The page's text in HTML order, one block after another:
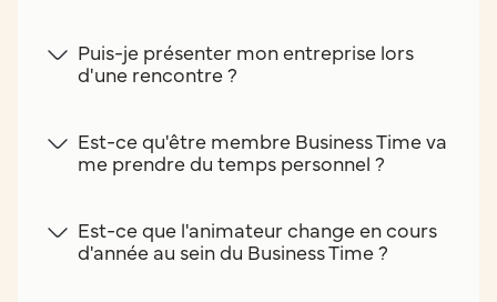
Puis-je présenter mon entreprise lors
d'une rencontre ?
Est-ce qu'être membre Business Time va
me prendre du temps personnel ?
Est-ce que l'animateur change en cours
d'année au sein du Business Time ?